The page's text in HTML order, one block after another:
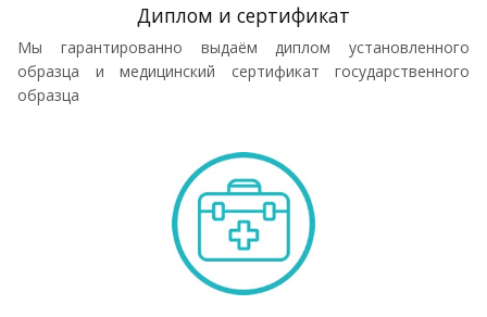
Диплом и сертификат
Мы гарантированно выдаём диплом установленного
образца и медицинский сертификат государственного
образца